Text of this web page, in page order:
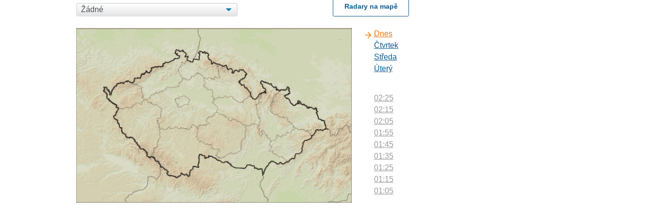
Radary na mapě
Dnes
Čtvrtek
Středa
Úterý
02:25
02:15
02:05
01:55
01:45
01:35
01:25
01:15
01:05